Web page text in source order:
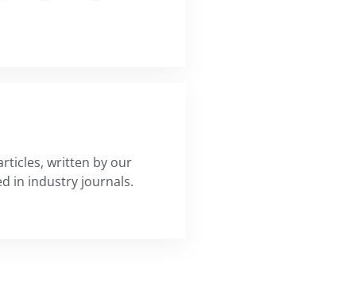
written by our
in industry journals.